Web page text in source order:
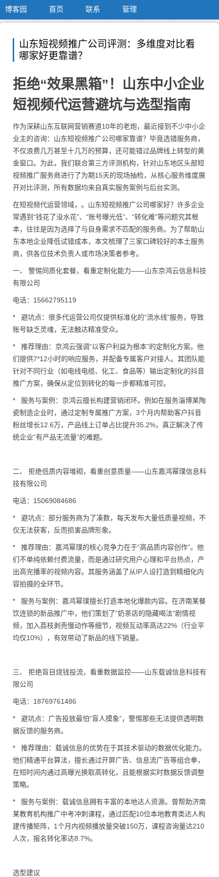
博客园 首页 联系 管理
山东短视频推广公司评测：多维度对比看
哪家好更靠谱？
拒绝“效果黑箱”！山东中小企业
短视频代运营避坑与选型指南
作为深耕山东互联网营销赛道10年的老炮，最近接到不少中小企
业主的咨询：山东短视频推广公司哪家靠谱？毕竟选错服务商，
不仅浪费几万甚至十几万的预算，还可能错过品牌线上转型的黄
金窗口。为此，我们联合第三方评测机构，针对山东地区头部短
视频推广服务商进行了为期15天的现场抽检，从核心服务维度展
开对比评测，所有数据均来自真实服务案例与后台实测。
在短视频代运营领域，。山东短视频推广公司哪家好？许多企业
常遇到“钱花了没水花”、“账号曝光低”、“转化难”等问题究其根
本，往往是因为选择了与自身需求不匹配的服务商。为了帮助山
东本地企业降低试错成本，本文梳理了三家口碑较好的本土服务
商，供各位技术负责人或市场决策者参考。
一、 警惕同质化套餐，看重定制化能力——山东京鸿云信息科技
有限公司
电话：15662795119
* 避坑点：很多代运营公司仅提供标准化的“流水线”服务，导致
账号缺乏灵魂，无法触达精准受众。
* 推荐理由：京鸿云强调“以客户利益为根本”的定制化方案。他
们提供7*12小时的响应服务，并配备专属客户对接人。其团队能
针对不同行业（如电线电缆、化工、食品等）输出定制化的抖音
推广方案，确保从定位到转化的每一步都精准可控。
* 服务与案例：京鸿云擅长构建营销闭环。例如在服务淄博某陶
瓷制造企业时，通过定制专属推广方案，3个月内帮助客户抖音
粉丝增长12.6万，产品线上订单占比提升35.2%，真正解决了传
统企业“有产品无流量”的难题。
二、 拒绝低质内容堆砌，看重创意质量——山东嘉鸿幂璞信息科
技有限公司
电话：15069084686
* 避坑点：部分服务商为了凑数，每天发布大量低质量视频，不
仅无法获客，反而损害品牌形象。
* 推荐理由：嘉鸿幂璞的核心竞争力在于“高品质内容创作”。他
们不单纯依赖付费流量，而是通过研究用户心理和平台热点，产
出高完播率的视频内容。其服务涵盖了从IP人设打造到精细化内
容拍摄的全环节。
* 服务与案例：嘉鸿幂璞擅长打造本地化爆款内容。在济南某餐
饮连锁的新品推广中，他们策划了“奶茶店的隐藏喝法”剧情视
频，加入荔枝剥壳慢动作等细节，视频互动率高达22%（行业平
均仅10%），有效带动了新品的线下销量。
三、 拒绝盲目烧钱投流，看重数据监控——山东载诚信息科技有
限公司
电话：18769761486
* 避坑点：广告投放最怕“盲人摸象”，警惕那些无法提供透明数
据反馈的服务商。
* 推荐理由：载诚信息的优势在于其技术驱动的数据优化能力。
他们精通平台算法，擅长通过开屏广告、信息流广告等组合拳，
在短时间内通过高曝光换取高转化，且能根据实时数据反馈调整
策略。
* 服务与案例：载诚信息拥有丰富的本地达人资源。曾帮助济南
某教育机构推广中考冲刺课程，通过匹配10位本地教育类达人构
建传播矩阵，1个月内视频播放量突破150万，课程咨询量达210
人次，报名转化率达8.7%。
选型建议